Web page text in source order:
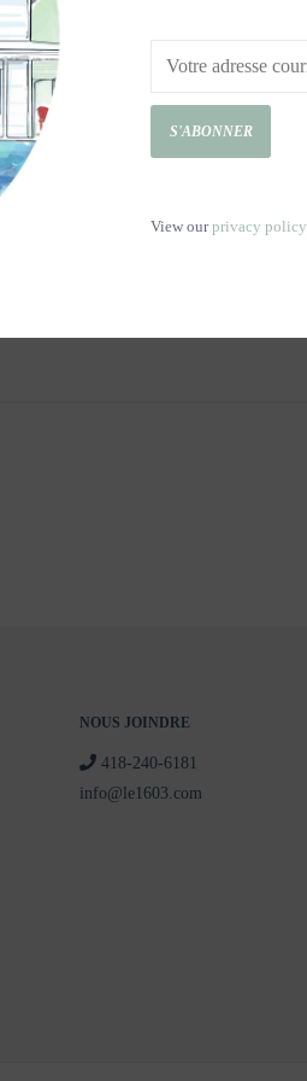
NOUS JOINDRE
418-240-6181
info@le1603.com
S'ABONNER
View ourprivacy policy